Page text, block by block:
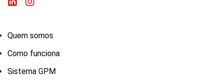
Quem somos
Como funciona
Sistema GPM